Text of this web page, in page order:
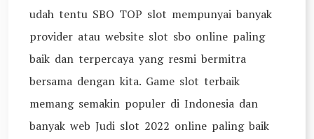
udah tentu SBO TOP slot mempunyai banyak
provider atau website slot sbo online paling
baik dan terpercaya yang resmi bermitra
bersama dengan kita. Game slot terbaik
memang semakin populer di Indonesia dan
banyak web Judi slot 2022 online paling baik